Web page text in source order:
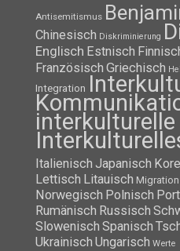
Antisemitismus
Chinesisch Diskriminierung
Englisch Estnisch
Französisch Griechisch
Integration
Italienisch Japanisch
Lettisch Litauisch Migration
Norwegisch Polnisch
Rumänisch Russisch
Slowenisch Spanisch
Ukrainisch Ungarisch Werte